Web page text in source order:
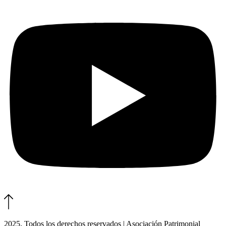
2025. Todos los derechos reservados | Asociación Patrimonial